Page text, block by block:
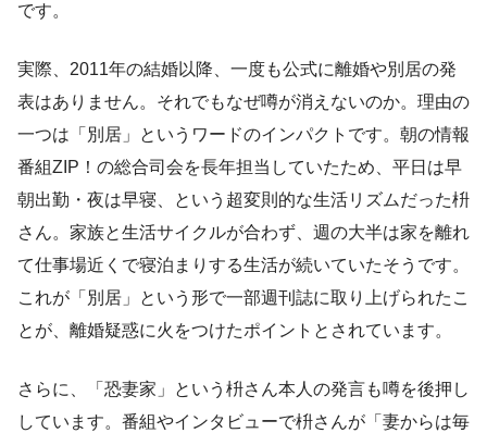
です。
実際、2011年の結婚以降、一度も公式に離婚や別居の発
表はありません。それでもなぜ噂が消えないのか。理由の
一つは「別居」というワードのインパクトです。朝の情報
番組ZIP！の総合司会を長年担当していたため、平日は早
朝出勤・夜は早寝、という超変則的な生活リズムだった枡
さん。家族と生活サイクルが合わず、週の大半は家を離れ
て仕事場近くで寝泊まりする生活が続いていたそうです。
これが「別居」という形で一部週刊誌に取り上げられたこ
とが、離婚疑惑に火をつけたポイントとされています。
さらに、「恐妻家」という枡さん本人の発言も噂を後押し
しています。番組やインタビューで枡さんが「妻からは毎